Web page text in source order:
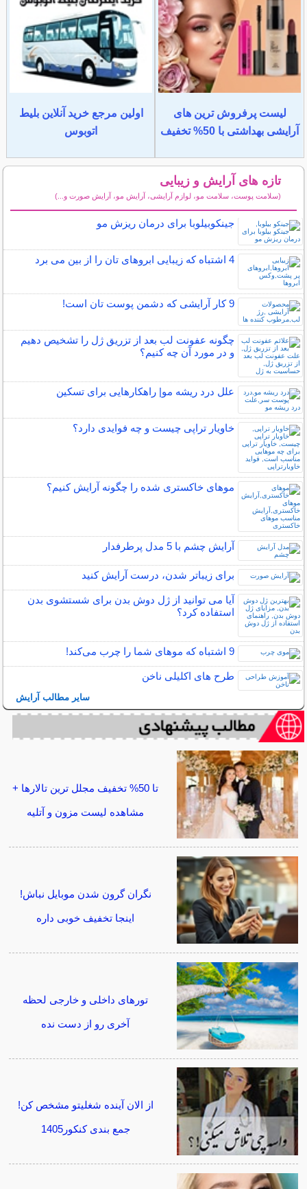
لیست پرفروش ترین های
آرایشی بهداشتی با 50% تخفیف
اولین مرجع خرید آنلاین بلیط
اتوبوس
تازه های آرایش و زیبایی
(سلامت پوست، سلامت مو، لوازم آرایشی، آرایش مو، آرایش صورت و...)
جینکوبیلوبا برای درمان ریزش مو
4 اشتباه که زیبایی ابروهای تان را از بین می برد
9 کار آرایشی که دشمن پوست تان است!
چگونه عفونت لب بعد از تزریق ژل را تشخیص دهیم
و در مورد آن چه کنیم؟
علل درد ریشه مو| راهکارهایی برای تسکین
خاویار تراپی چیست و چه فوایدی دارد؟
موهای خاکستری شده را چگونه آرایش کنیم؟
آرایش چشم با 5 مدل پرطرفدار
برای زیباتر شدن، درست آرایش کنید
آیا می توانید از ژل دوش بدن برای شستشوی بدن
استفاده کرد؟
9 اشتباه که موهای شما را چرب می‌کند!
طرح های اکلیلی ناخن
سایر مطالب آرایش
تا 50% تخفیف مجلل ترین تالارها +
مشاهده لیست مزون و آتلیه
نگران گرون شدن موبایل نباش!
اینجا تخفیف خوبی داره
تورهای داخلی و خارجی لحظه
آخری رو از دست نده
از الان آینده شغلیتو مشخص کن!
جمع بندی کنکور1405